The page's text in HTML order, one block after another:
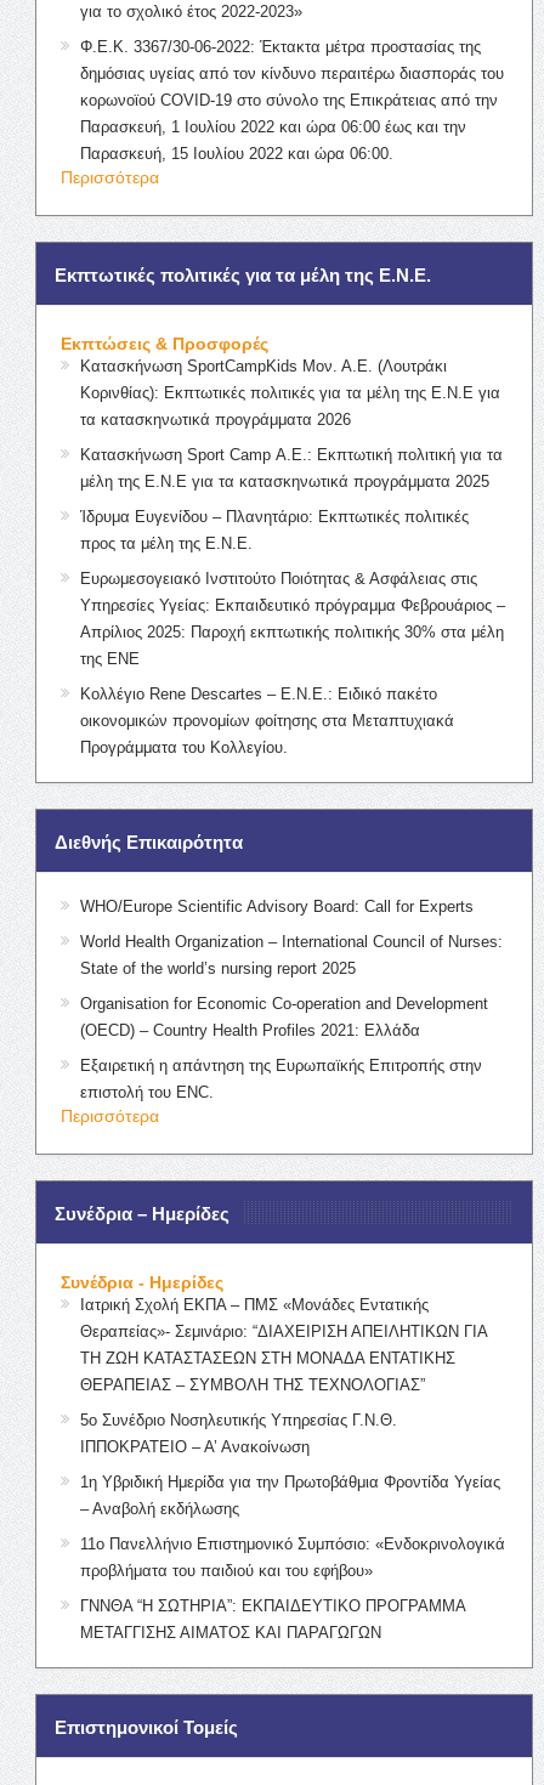
για το σχολικό έτος 2022-2023»
Φ.Ε.Κ. 3367/30-06-2022: Έκτακτα μέτρα προστασίας της
δημόσιας υγείας από τον κίνδυνο περαιτέρω διασποράς του
κορωνοϊού COVID-19 στο σύνολο της Επικράτειας από την
Παρασκευή, 1 Ιουλίου 2022 και ώρα 06:00 έως και την
Παρασκευή, 15 Ιουλίου 2022 και ώρα 06:00.
Περισσότερα
Εκπτωτικές πολιτικές για τα μέλη της Ε.Ν.Ε.
Εκπτώσεις & Προσφορές
Κατασκήνωση SportCampKids Μον. Α.Ε. (Λουτράκι
Κορινθίας): Εκπτωτικές πολιτικές για τα μέλη της Ε.Ν.Ε για
τα κατασκηνωτικά προγράμματα 2026
Κατασκήνωση Sport Camp Α.Ε.: Εκπτωτική πολιτική για τα
μέλη της Ε.Ν.Ε για τα κατασκηνωτικά προγράμματα 2025
Ίδρυμα Ευγενίδου – Πλανητάριο: Εκπτωτικές πολιτικές
προς τα μέλη της Ε.Ν.Ε.
Ευρωμεσογειακό Ινστιτούτο Ποιότητας & Ασφάλειας στις
Υπηρεσίες Υγείας: Εκπαιδευτικό πρόγραμμα Φεβρουάριος –
Απρίλιος 2025: Παροχή εκπτωτικής πολιτικής 30% στα μέλη
της ΕΝΕ
Κολλέγιο Rene Descartes – Ε.Ν.Ε.: Ειδικό πακέτο
οικονομικών προνομίων φοίτησης στα Μεταπτυχιακά
Προγράμματα του Κολλεγίου.
Διεθνής Επικαιρότητα
WHO/Europe Scientific Advisory Board: Call for Experts
World Health Organization – International Council of Nurses:
State of the world’s nursing report 2025
Organisation for Economic Co-operation and Development
(OECD) – Country Health Profiles 2021: Ελλάδα
Εξαιρετική η απάντηση της Ευρωπαϊκής Επιτροπής στην
επιστολή του ENC.
Περισσότερα
Συνέδρια – Ημερίδες
Συνέδρια - Ημερίδες
Ιατρική Σχολή ΕΚΠΑ – ΠΜΣ «Μονάδες Εντατικής
Θεραπείας»- Σεμινάριο: “ΔΙΑΧΕΙΡΙΣΗ ΑΠΕΙΛΗΤΙΚΩΝ ΓΙΑ
ΤΗ ΖΩΗ ΚΑΤΑΣΤΑΣΕΩΝ ΣΤΗ ΜΟΝΑΔΑ ΕΝΤΑΤΙΚΗΣ
ΘΕΡΑΠΕΙΑΣ – ΣΥΜΒΟΛΗ ΤΗΣ ΤΕΧΝΟΛΟΓΙΑΣ”
5ο Συνέδριο Νοσηλευτικής Υπηρεσίας Γ.Ν.Θ.
ΙΠΠΟΚΡΑΤΕΙΟ – Α’ Ανακοίνωση
1η Υβριδική Ημερίδα για την Πρωτοβάθμια Φροντίδα Υγείας
– Αναβολή εκδήλωσης
11ο Πανελλήνιο Επιστημονικό Συμπόσιο: «Ενδοκρινολογικά
προβλήματα του παιδιού και του εφήβου»
ΓΝΝΘΑ “Η ΣΩΤΗΡΙΑ”: ΕΚΠΑΙΔΕΥΤΙΚΟ ΠΡΟΓΡΑΜΜΑ
ΜΕΤΑΓΓΙΣΗΣ ΑΙΜΑΤΟΣ ΚΑΙ ΠΑΡΑΓΩΓΩΝ
Επιστημονικοί Τομείς